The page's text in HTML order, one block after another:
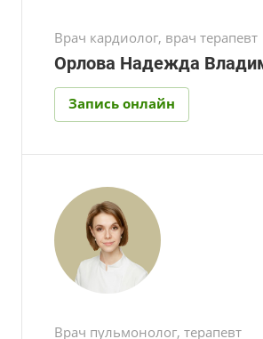
Врач кардиолог, врач терапевт
Орлова Надежда
Запись онлайн
Врач пульмонолог, терапевт